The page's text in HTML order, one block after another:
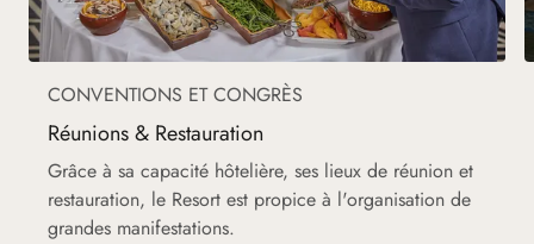
CONVENTIONS ET CONGRÈS
Réunions & Restauration
Grâce à sa capacité hôtelière, ses lieux de réunion et
restauration, le Resort est propice à l'organisation de
grandes manifestations.